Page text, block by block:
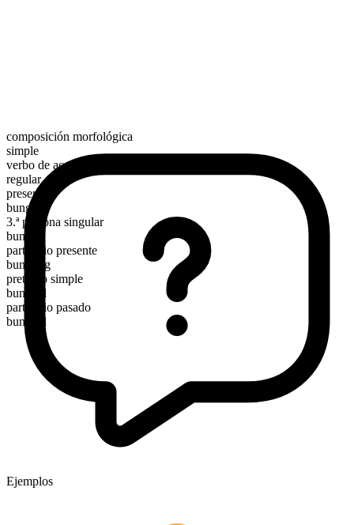
composición morfológica
simple
verbo de acción
regular
presente
bungle
3.ª persona singular
bungles
participio presente
bungling
pretérito simple
bungled
participio pasado
bungled
Ejemplos